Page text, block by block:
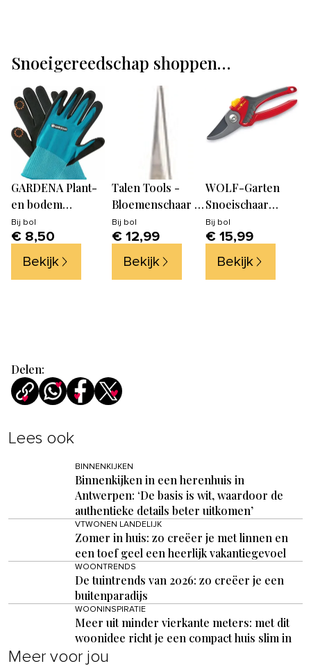
Snoeigereedschap shoppen…
GARDENA Plant-
en bodem
Tuinhandschoenen
- Maat L
Bij bol
€ 8,50
Bekijk
Talen Tools -
Bloemenschaar -
Koolstofstaal
Bij bol
€ 12,99
Bekijk
WOLF-Garten
Snoeischaar
"Comfort Plus"
RR 2500
Bij bol
€ 15,99
Bekijk
Delen:
Lees ook
BINNENKIJKEN
Binnenkijken in een herenhuis in
Antwerpen: ‘De basis is wit, waardoor de
authentieke details beter uitkomen’
VTWONEN LANDELIJK
Zomer in huis: zo creëer je met linnen en
een toef geel een heerlijk vakantiegevoel
WOONTRENDS
De tuintrends van 2026: zo creëer je een
buitenparadijs
WOONINSPIRATIE
Meer uit minder vierkante meters: met dit
woonidee richt je een compact huis slim in
Meer voor jou